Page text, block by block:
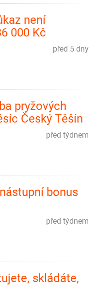
není
000 Kč
před 5 dny
pryžových
Český Těšín
před týdnem
bonus
před týdnem
skládáte,